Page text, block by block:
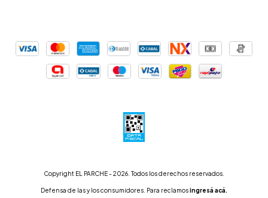
Copyright EL PARCHE - 2026. Todos los derechos reservados.
Defensa de las y los consumidores. Para reclamosingresá acá.